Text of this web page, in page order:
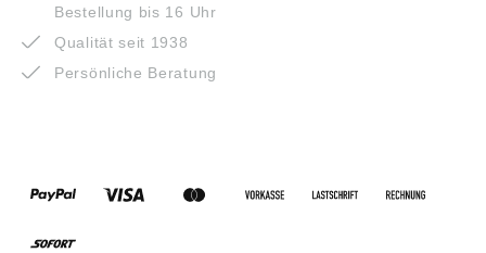
Bestellung bis 16 Uhr
Qualität seit 1938
Persönliche Beratung